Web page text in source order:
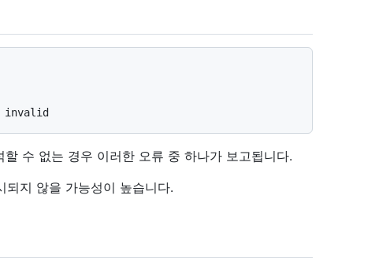
수 없는 경우 이러한 오류 중 하나가 보고됩니다.
지 않을 가능성이 높습니다.